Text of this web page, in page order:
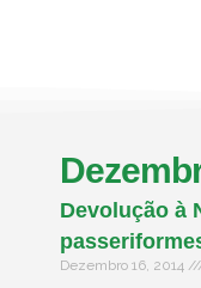
Devolução à
Dezembro 16, 2014